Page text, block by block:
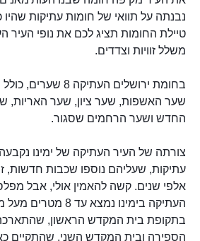
נבנתה על תוואי של חומות עתיקות שהיו
טיילת החומות תציג לכם את נופי העיר
משלל זוויות וצדדים.
בחומת ירושלים
שער האשפות, שער ציון, שער האריות,
החדש ושער הרחמים שסגור.
צורתה של העיר העתיקה של ימינו
עתיקות, שעליהם נוספו שכבות חדשות,
אלפי שנים. קשה להאמין אולי, אבל
העתיקה בימינו נמצא